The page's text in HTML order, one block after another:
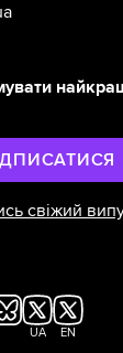
свіжий
UA EN